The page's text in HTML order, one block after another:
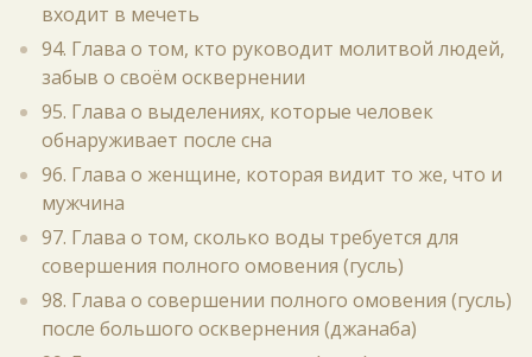
входит в мечеть
94. Глава о том, кто руководит молитвой людей,
забыв о своём осквернении
95. Глава о выделениях, которые человек
обнаруживает после сна
96. Глава о женщине, которая видит то же, что и
мужчина
97. Глава о том, сколько воды требуется для
совершения полного омовения (гусль)
98. Глава о совершении полного омовения (гусль)
после большого осквернения (джанаба)